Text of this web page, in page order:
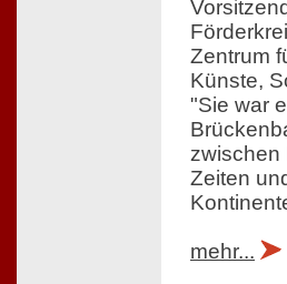
Zentrum
Künste,
"Sie war
zwischen
Zeiten
mehr...